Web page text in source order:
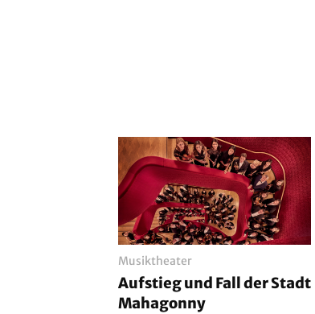
Musiktheater
Aufstieg und Fall der Stadt
Mahagonny